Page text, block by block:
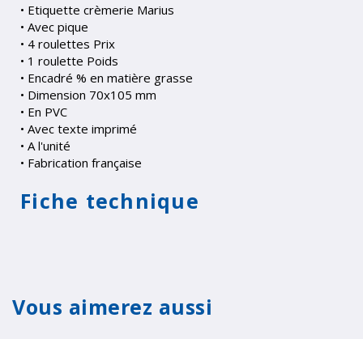
• Etiquette crèmerie Marius
• Avec pique
• 4 roulettes Prix
• 1 roulette Poids
• Encadré % en matière grasse
• Dimension 70x105 mm
• En PVC
• Avec texte imprimé
• A l'unité
• Fabrication française
Fiche technique
Vous aimerez aussi